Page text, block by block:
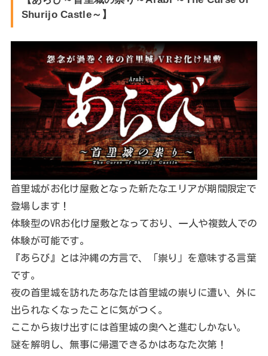
Shurijo Castle～】
首里城がお化け屋敷となった新たなエリアが期間限定で
登場します！
体験型のVRお化け屋敷となっており、一人や複数人での
体験が可能です。
『あらび』とは沖縄の方言で、「祟り」を意味する言葉
です。
夜の首里城を訪れたあなたは首里城の祟りに遭い、外に
出られなくなったことに気がつく。
ここから抜け出すには首里城の奥へと進むしかない。
謎を解明し、無事に帰還できるかはあなた次第！